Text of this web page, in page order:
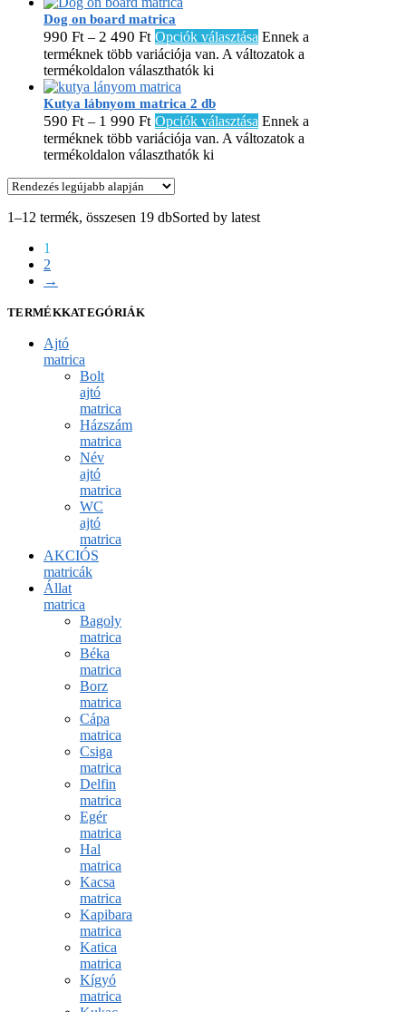
Dog on board matrica
990 Ft – 2 490 Ft Opciók választása Ennek a
terméknek több variációja van. A változatok a
termékoldalon választhatók ki
Kutya lábnyom matrica 2 db
590 Ft – 1 990 Ft Opciók választása Ennek a
terméknek több variációja van. A változatok a
termékoldalon választhatók ki
1–12 termék, összesen 19 dbSorted by latest
1
2
→
TERMÉKKATEGÓRIÁK
Ajtó
matrica
Bolt
ajtó
matrica
Házszám
matrica
Név
ajtó
matrica
WC
ajtó
matrica
AKCIÓS
matricák
Állat
matrica
Bagoly
matrica
Béka
matrica
Borz
matrica
Cápa
matrica
Csiga
matrica
Delfin
matrica
Egér
matrica
Hal
matrica
Kacsa
matrica
Kapibara
matrica
Katica
matrica
Kígyó
matrica